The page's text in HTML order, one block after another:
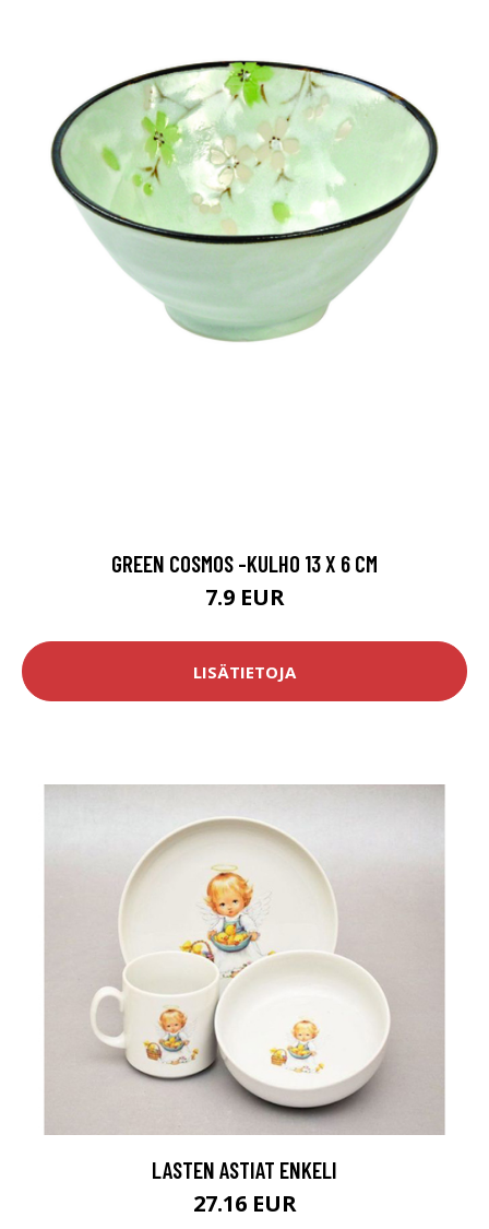
GREEN COSMOS -KULHO 13 X 6 CM
7.9 EUR
LISÄTIETOJA
LASTEN ASTIAT ENKELI
27.16 EUR